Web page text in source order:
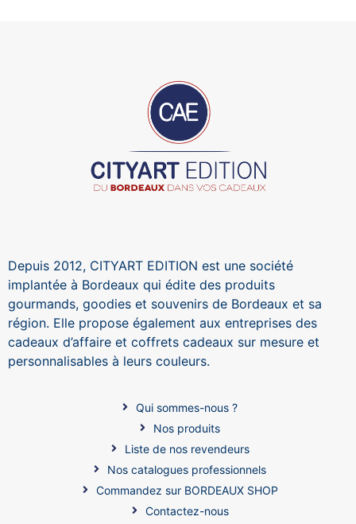
Depuis 2012, CITYART EDITION est une société
implantée à Bordeaux qui édite des produits
gourmands, goodies et souvenirs de Bordeaux et sa
région. Elle propose également aux entreprises des
cadeaux d’affaire et coffrets cadeaux sur mesure et
personnalisables à leurs couleurs.
Qui sommes-nous ?
Nos produits
Liste de nos revendeurs
Nos catalogues professionnels
Commandez sur BORDEAUX SHOP
Contactez-nous